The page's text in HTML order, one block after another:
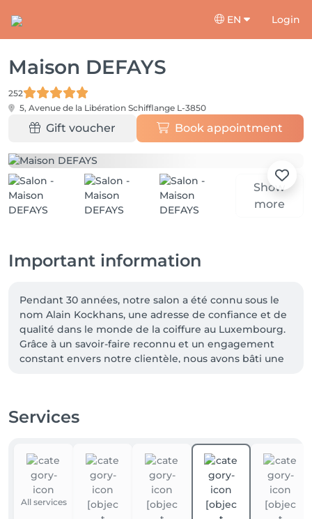
EN Login
Maison DEFAYS
252
5, Avenue de la Libération Schifflange L-3850
Gift voucher Book appointment
Show
more
Important information
Pendant 30 années, notre salon a été connu sous le
nom Alain Kockhans, une adresse de confiance et de
qualité dans le monde de la coiffure au Luxembourg.
Grâce à un savoir-faire reconnu et un engagement
constant envers notre clientèle, nous avons bâti une
grandir cette belle maison tout en restant fidèle à
années de passion, enrichi d’une nouvelle énergie et
tourné vers l’avenir.
Services
All services